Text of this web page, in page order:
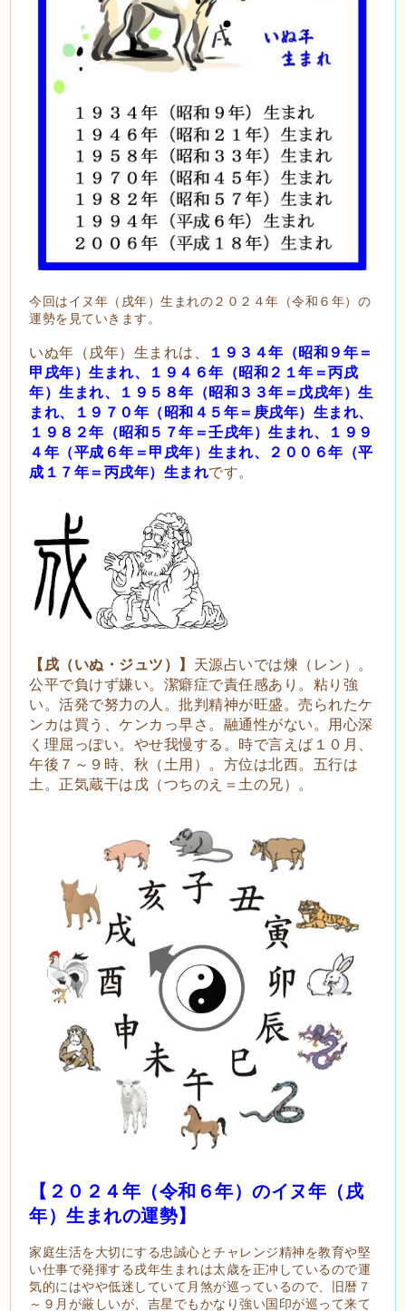
今回はイヌ年（戌年）生まれの２０２４年（令和６年）の
運勢を見ていきます。
いぬ年（戌年）生まれは、
１９３４年（昭和９年＝
甲戌年）生まれ、１９４６年（昭和２１年＝丙戌
年）生まれ、１９５８年（昭和３３年＝戊戌年）生
まれ、１９７０年（昭和４５年＝庚戌年）生まれ、
１９８２年（昭和５７年＝壬戌年）生まれ、１９９
４年（平成６年＝甲戌年）生まれ、２００６年（平
成１７年＝丙戌年）生まれです。
【戌（いぬ・ジュツ）】 天源占いでは煉（レン）。
公平で負けず嫌い。潔癖症で責任感あり。粘り強
い。活発で努力の人。批判精神が旺盛。売られたケ
ンカは買う、ケンカっ早さ。融通性がない。用心深
く理屈っぽい。やせ我慢する。時で言えば１０月、
午後７～９時、秋（土用）。方位は北西。五行は
土。正気蔵干は戊（つちのえ＝土の兄）。
【２０２４年（令和６年）のイヌ年（戌
年）生まれの運勢】
家庭生活を大切にする忠誠心とチャレンジ精神を教育や堅
い仕事で発揮する戌年生まれは太歳を正冲しているので運
気的にはやや低迷していて月煞が巡っているので、旧暦７
～９月が厳しいが、吉星でもかなり強い国印が巡って来て